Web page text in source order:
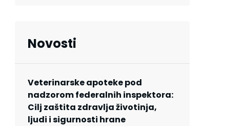
Novosti
Veterinarske apoteke pod
nadzorom federalnih inspektora:
Cilj zaštita zdravlja životinja,
ljudi i sigurnosti hrane